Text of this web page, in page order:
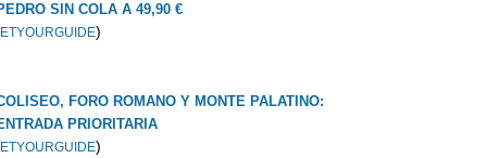
SIN COLA A 49,90 €
)
FORO ROMANO Y MONTE PALATINO:
PRIORITARIA
)